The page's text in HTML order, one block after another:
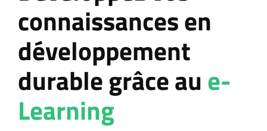
connaissances en
développement
durable grâce aue-
Learning